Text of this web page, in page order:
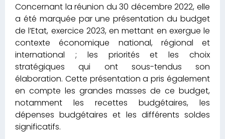
Concernant la réunion du 30 décembre 2022, elle
a été marquée par une présentation du budget
de l’Etat, exercice 2023, en mettant en exergue le
contexte économique national, régional et
international ; les priorités et les choix
stratégiques qui ont sous-tendus son
élaboration. Cette présentation a pris également
en compte les grandes masses de ce budget,
notamment les recettes budgétaires, les
dépenses budgétaires et les différents soldes
significatifs.